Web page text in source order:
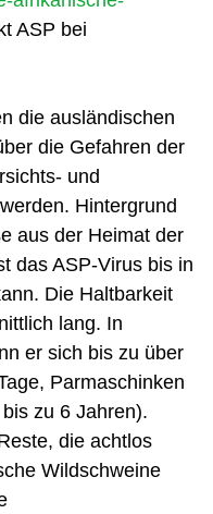
ASP bei
die ausländischen
die Gefahren der
und
Hintergrund
aus der Heimat der
das ASP-Virus bis in
Die Haltbarkeit
lang. In
er sich bis zu über
Parmaschinken
zu 6 Jahren).
die achtlos
Wildschweine